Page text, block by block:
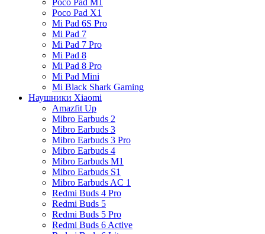
Poco Pad M1
Poco Pad X1
Mi Pad 6S Pro
Mi Pad 7
Mi Pad 7 Pro
Mi Pad 8
Mi Pad 8 Pro
Mi Pad Mini
Mi Black Shark Gaming
Наушники Xiaomi
Amazfit Up
Mibro Earbuds 2
Mibro Earbuds 3
Mibro Earbuds 3 Pro
Mibro Earbuds 4
Mibro Earbuds M1
Mibro Earbuds S1
Mibro Earbuds AC 1
Redmi Buds 4 Pro
Redmi Buds 5
Redmi Buds 5 Pro
Redmi Buds 6 Active